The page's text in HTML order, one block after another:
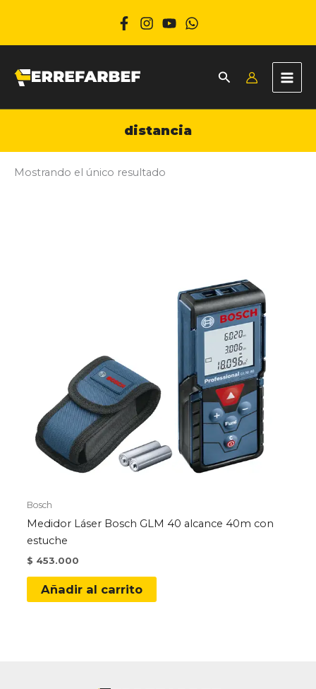
distancia
Mostrando el único resultado
Bosch
Medidor Láser Bosch GLM 40 alcance 40m con
estuche
$ 453.000
Añadir al carrito